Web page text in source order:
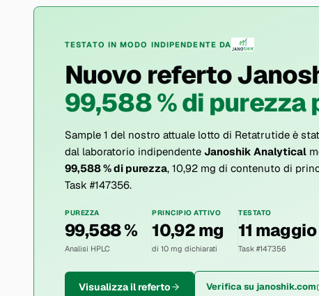
TESTATO IN MODO INDIPENDENTE DA
Nuovo referto
99,588 % di
Sample 1 del nostro attuale lotto di Retatrutide è
dal laboratorio indipendente Janoshik Analytical
99,588 % di purezza, 10,92 mg di contenuto di
Task #147356.
PUREZZA
99,588 %
Analisi HPLC
PRINCIPIO ATTIVO
10,92 mg
di 10 mg dichiarati
TESTATO
11
Task #147356
Visualizza il referto Verifica su janoshik.com